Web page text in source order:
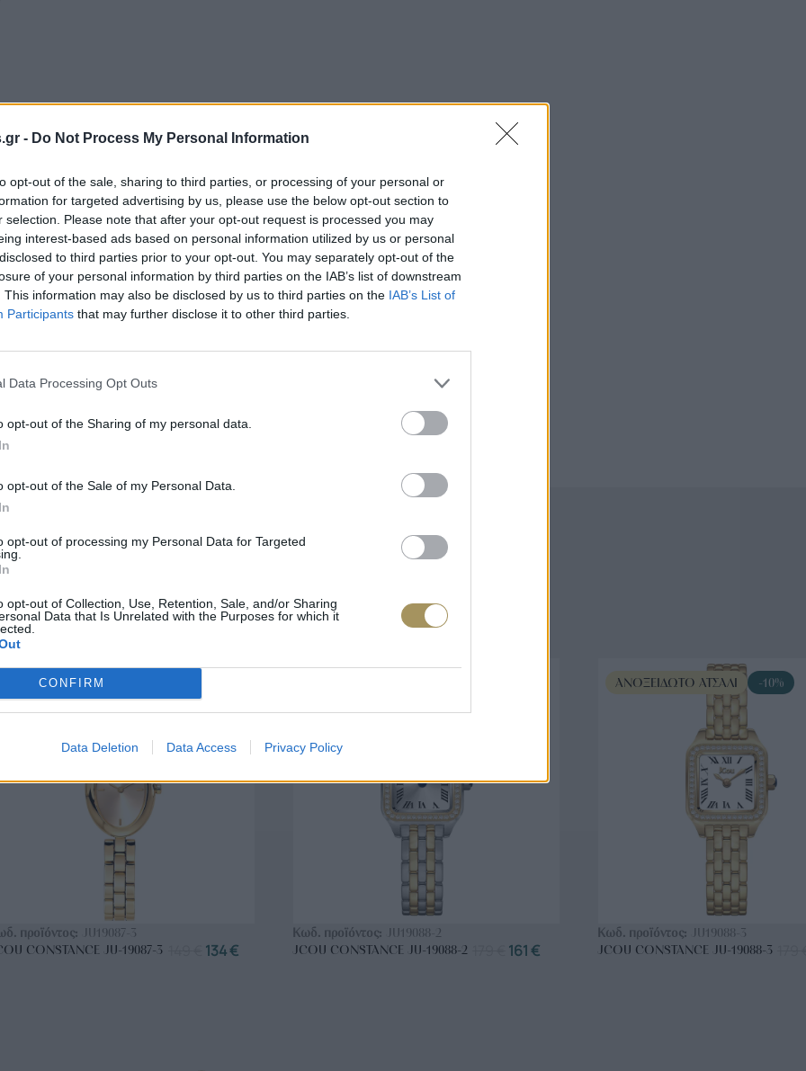
- Do Not Process My Personal Information
opt-out of the sale, sharing to third parties, or processing of your personal or
for targeted advertising by us, please use the below opt-out section to
selection. Please note that after your opt-out request is processed you may
interest-based ads based on personal information utilized by us or personal
to third parties prior to your opt-out. You may separately opt-out of the
of your personal information by third parties on the IAB’s list of downstream
This information may also be disclosed by us to third parties on the IAB’s List of
Participants that may further disclose it to other third parties.
Data Processing Opt Outs
opt-out of the Sharing of my personal data.
opt-out of the Sale of my Personal Data.
opt-out of processing my Personal Data for Targeted
opt-out of Collection, Use, Retention, Sale, and/or Sharing
Data that Is Unrelated with the Purposes for which it
CONFIRM
Data Deletion Data Access Privacy Policy
Που Ταιριάζουν
Εδώ θα βρείτε τις κορυφαίες
την εξαιρετική τους ποιότητα.
ΑΓΟΡΑ ΤΩΡΑ
ΑΝΟΞΕΊΔΩΤΟ ΑΤΣΆΛΙ
προϊόντος: JU19087-3
CONSTANCE JU-19087-3
134€
ΑΓΟΡΑ ΤΩΡΑ
Κωδ. προϊόντος: JU19088-2
JCOU CONSTANCE JU-19088-2
161€
ΑΓΟΡΑ ΤΩΡΑ
ΑΝΟΞΕΊΔΩΤΟ ΑΤΣΆΛΙ -10%
Κωδ. προϊόντος: JU19088-3
JCOU CONSTANCE JU-19088-3